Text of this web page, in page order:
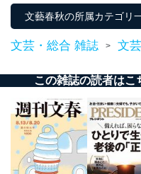
人の生命､身体また
場合であって、本人
公衆衛生の向上また
とが困難である場合
国の機関もしくは地
た者が法令の定める
する必要がある場合
により当該事務の遂
き。
上記２．の利用目的
だ企業に、業務の一
文藝春秋の所属カテゴリ
文芸・総合 雑誌 > 文
この雑誌の読者はこ